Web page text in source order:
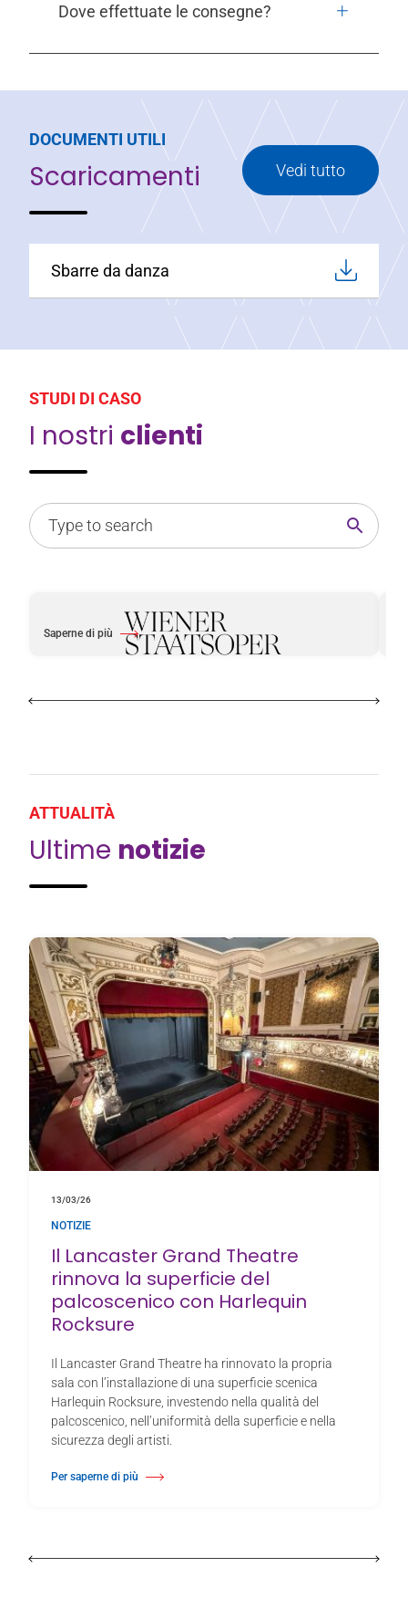
Dove effettuate le consegne?
DOCUMENTI UTILI
Scaricamenti Vedi tutto
Sbarre da danza
STUDI DI CASO
I nostri clienti
Saperne di più
Di Vienna Opera House
ATTUALITÀ
Ultime notizie
13/03/26
NOTIZIE
Il Lancaster Grand Theatre
rinnova la superficie del
palcoscenico con Harlequin
Rocksure
Il Lancaster Grand Theatre ha rinnovato la propria
sala con l’installazione di una superficie scenica
Harlequin Rocksure, investendo nella qualità del
palcoscenico, nell’uniformità della superficie e nella
sicurezza degli artisti.
Per saperne di più
Di Il Lancaster Grand Theatre rinnova la superficie del palcoscenico con